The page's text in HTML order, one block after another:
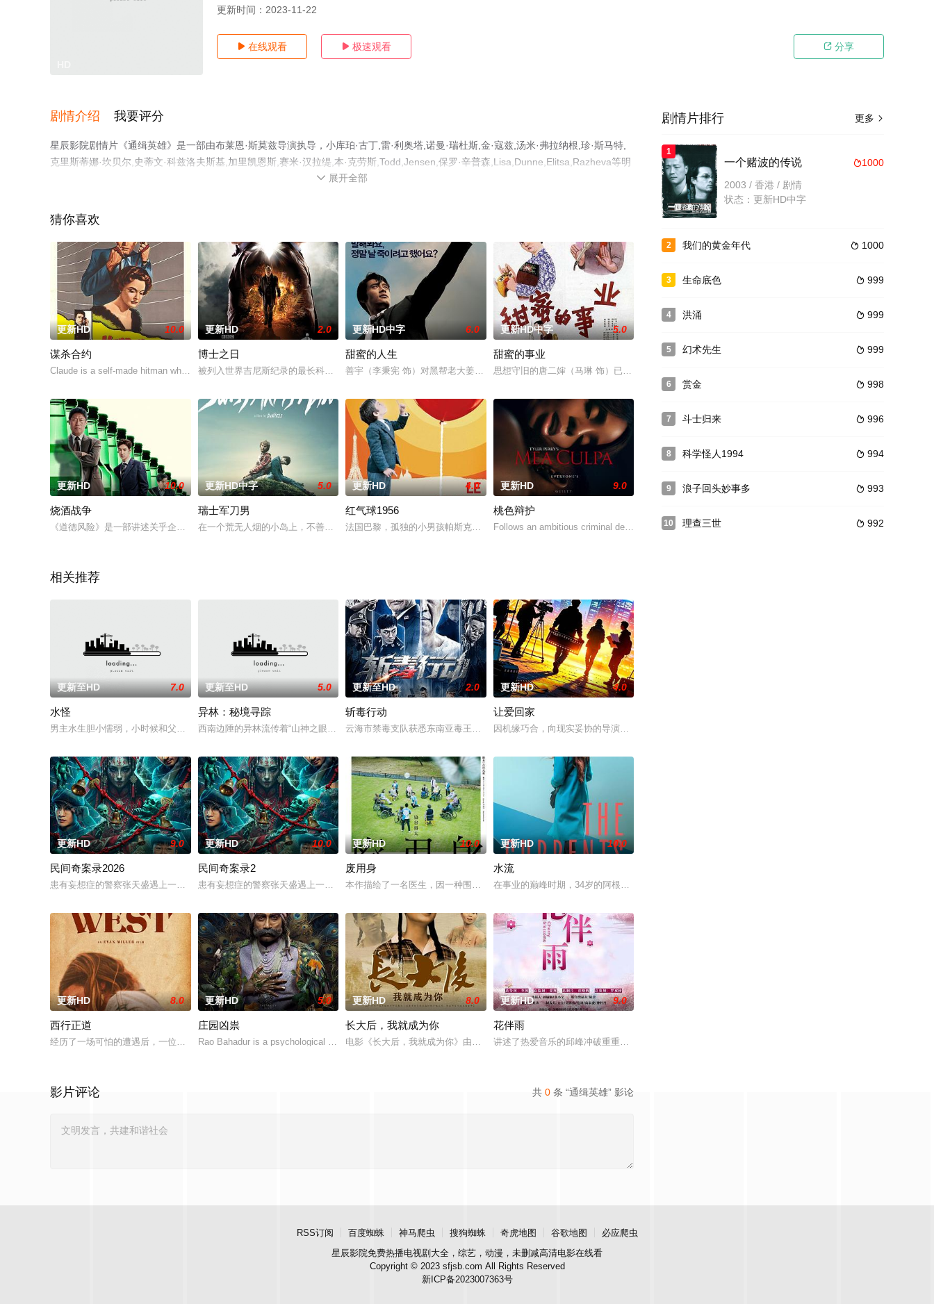
更新时间： 2023-11-22
 在线观看  极速观看  分享
剧情介绍 我要评分
星辰影院剧情片《通缉英雄》是一部由布莱恩·斯莫兹导演执导，小库珀·古丁,雷·利奥塔,诺曼·瑞杜斯,金·寇兹,汤米·弗拉纳根,珍·斯马特,
克里斯蒂娜·坎贝尔,史蒂文·科兹洛夫斯基,加里凯恩斯,赛米·汉拉缇,本·克劳斯,Todd,Jensen,保罗·辛普森,Lisa,Dunne,Elitsa,Razheva等明
星演员精彩演绎的美国电影，手机免费观看高清无删减完整版电影大全就上星辰影视，更多相关信息可移步至豆瓣电影、电视猫或剧情网
 展开全部
猜你喜欢
更新HD 10.0
谋杀合约
Claude is a self-made hitman who gets picked up by the big boys to handl
更新HD 2.0
博士之日
被列入世界吉尼斯纪录的最长科幻系列电视剧《神秘博士》将迎来第50周年的播放纪念。为了庆祝这部长寿电视剧的半百生日，英国广播公司BBC电视台制作了
更新HD中字 6.0
甜蜜的人生
善宇（李秉宪 饰）对黑帮老大姜老板忠心耿耿，做事认真妥当的他也深得姜老板的信任与厚爱。姜老板更将自己的餐厅交给了善宇打理。姜老板出
更新HD中字 5.0
甜蜜的事业
思想守旧的唐二婶（马琳 饰）已经连续生了5个女儿，可是她还想再生一个儿子。唐二婶的行为不仅令到当地
更新HD 10.0
烧酒战争
《道德风险》是一部讲述关乎企业兴亡的M&A、破产企业与全球资本之间展开激烈头脑斗争的电影,由崔允珍导演执导。 上半年开机拍摄
更新HD中字 5.0
瑞士军刀男
在一个荒无人烟的小岛上，不善于和人沟通的汉克（保罗·达诺 Paul Dano 饰）对人生早已绝望，于是他决定亲手了结自己的性命。就在关键时刻，一
更新HD 4.0
红气球1956
法国巴黎，孤独的小男孩帕斯克（Pascal Lamorisse 帕斯克?拉莫里斯 饰）独自走在上学的路上，他无意中捡到一只红气球。红气球仿佛一个
更新HD 9.0
桃色辩护
Follows an ambitious criminal defense attorney that, in his aspiration t
相关推荐
更新至HD 7.0
水怪
男主水生胆小懦弱，小时候和父亲一起捕鱼时，亲眼目睹父亲被怪物“水猴子”杀害，水生从此留下了心理阴影。十年后，怪物“水猴子”再次出现，杀害了水生爱
更新至HD 5.0
异林：秘境寻踪
西南边陲的异林流传着“山神之眼”的恐怖传说，生物系学生苏瑶与同学进山科考，却因遭遇飓风来袭而失联。救援副队长陈霖奉命带队深入丛林，一路用科学知识
更新至HD 2.0
斩毒行动
云海市禁毒支队获悉东南亚毒王廖爷将携600余公斤毒品来云交易，火速成立“斩毒行动”专案组，借调警员安迪参战。首轮毒贩阿泰交易败露被廖爷
更新HD 4.0
让爱回家
因机缘巧合，向现实妥协的导演朱达仁萌生拍一部《河南人在北京》电影的念头，在说服主编姚松、老乡韩战
更新HD 9.0
民间奇案录2026
患有妄想症的警察张天盛遇上一起离奇的神像杀人事件，勘案过程中，牵引出“婴胎报仇”，“娘娘索命”等一连串妖异事件，张天盛虽被种种诡怪幻象阻碍，却坚
更新HD 10.0
民间奇案录2
患有妄想症的警察张天盛遇上一起离奇的神像杀人事件，勘案过程中，牵引出“婴胎报仇”，“娘娘索命”等一连串妖异事件，张天盛虽被种种诡怪幻象阻碍，却坚
更新HD 10.0
废用身
本作描绘了一名医生，因一种围绕“废用身”——因瘫痪等原因已无恢复可能的四肢——的治疗方法，而一步步踏入在追求理想的理性与疯狂之间摇摆
更新HD 10.0
水流
在事业的巅峰时期，34岁的阿根廷造型师丽娜在瑞士的一场颁奖典礼后，被一种突如其来的冲动驱使。回到
更新HD 8.0
西行正道
经历了一场可怕的遭遇后，一位小镇女子向疏远的哥哥借了钱，独自一人踏上穿越西德克萨斯州的旅程，寻求紧急医疗救助。一路上，她既遭遇了善意，也感受到了
更新HD 5.0
庄园凶祟
Rao Bahadur is a psychological drama set against the backdrop of a fadin
更新HD 8.0
长大后，我就成为你
电影《长大后，我就成为你》由中共四川省第十一届党代表、第十二届中华慈善奖最具爱心慈善楷模张彦杰老师的故事改编，通过创建爱心助学机
更新HD 9.0
花伴雨
讲述了热爱音乐的邱峰冲破重重阻力，克服种种困难，组建乐队追求自己的音乐梦想，并走出了困住他的亲情
共 0 条 “通缉英雄” 影论
影片评论
更多 
剧情片排行
1
1000
一个赌波的传说
2003 / 香港 / 剧情
状态：更新HD中字
2  1000
我们的黄金年代
3  999
生命底色
4  999
洪涌
5  999
幻术先生
6  998
赏金
7  996
斗士归来
8  994
科学怪人1994
9  993
浪子回头妙事多
10  992
理查三世
RSS订阅 百度蜘蛛 神马爬虫 搜狗蜘蛛 奇虎地图 谷歌地图
必应爬虫
星辰影院免费热播电视剧大全，综艺，动漫，未删减高清电影在线看
Copyright © 2023 sfjsb.com All Rights Reserved
新ICP备2023007363号